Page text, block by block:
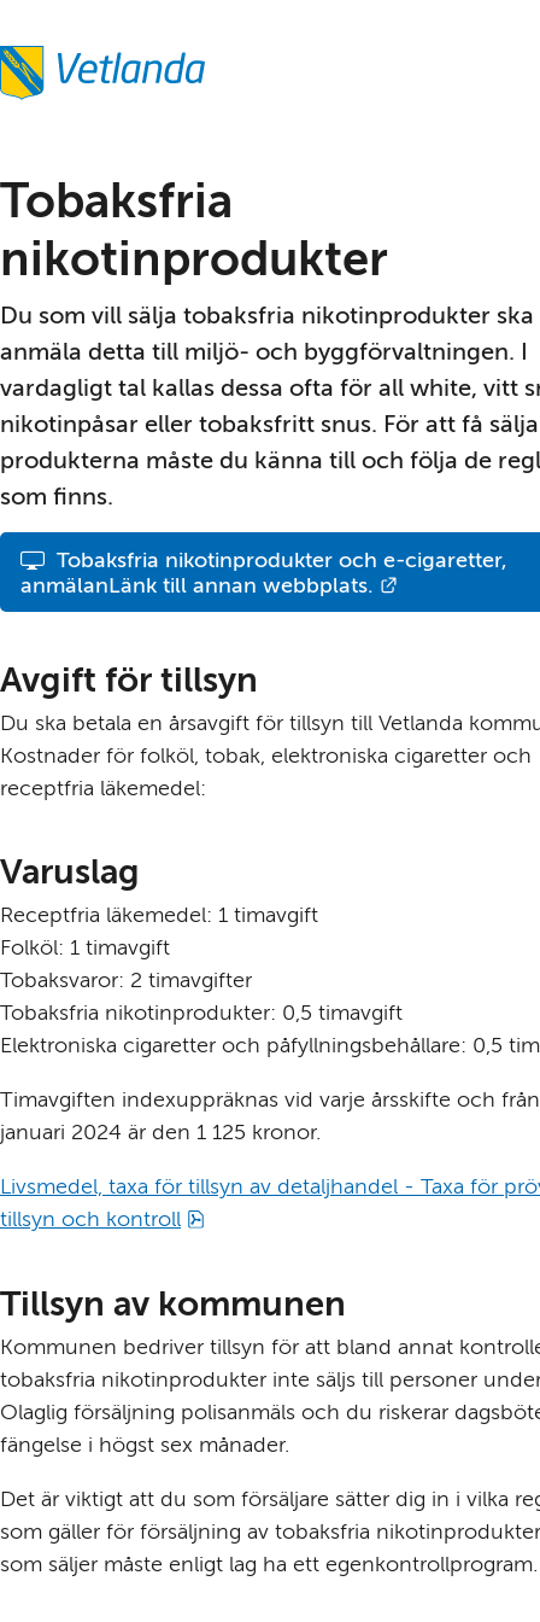
Tobaksfria
nikotinprodukter
Du som vill sälja tobaksfria nikotinprodukter ska
anmäla detta till miljö- och byggförvaltningen. I
vardagligt tal kallas dessa ofta för all white, vitt
nikotinpåsar eller tobaksfritt snus. För att få sälja
produkterna måste du känna till och följa de
som finns.
Tobaksfria nikotinprodukter och e-cigaretter,
anmälanLänk till annan webbplats.
Avgift för tillsyn
Du ska betala en årsavgift för tillsyn till Vetlanda
Kostnader för folköl, tobak, elektroniska cigaretter och
receptfria läkemedel:
Varuslag
Receptfria läkemedel: 1 timavgift
Folköl: 1 timavgift
Tobaksvaror: 2 timavgifter
Tobaksfria nikotinprodukter: 0,5 timavgift
Elektroniska cigaretter och påfyllningsbehållare: 0,5
Timavgiften indexuppräknas vid varje årsskifte och
januari 2024 är den 1 125 kronor.
Livsmedel, taxa för tillsyn av detaljhandel - Taxa för
tillsyn och kontroll
Tillsyn av kommunen
Kommunen bedriver tillsyn för att bland annat
tobaksfria nikotinprodukter inte säljs till personer
Olaglig försäljning polisanmäls och du riskerar
fängelse i högst sex månader.
Det är viktigt att du som försäljare sätter dig in i vilka
som gäller för försäljning av tobaksfria
som säljer måste enligt lag ha ett egenkontrollprogram.